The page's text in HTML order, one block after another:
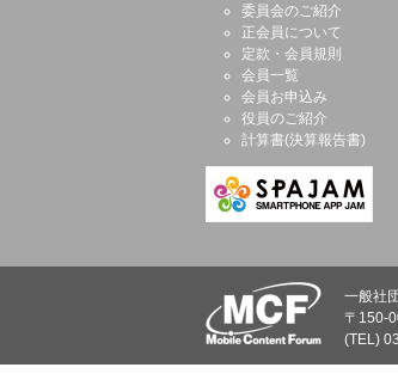
委員会のご紹介
正会員について
定款・会員規則
会員一覧
会員お申込み
役員のご紹介
計算書(決算報告書)
一般社
〒150-
(TEL)